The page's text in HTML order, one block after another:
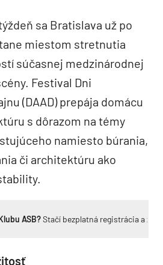
sa Bratislava už po
miestom stretnutia
súčasnej medzinárodnej
Festival Dni
(DAAD) prepája domácu
s dôrazom na témy
namiesto búrania,
či architektúru ako
ASB?Stačí bezplatná registrácia a